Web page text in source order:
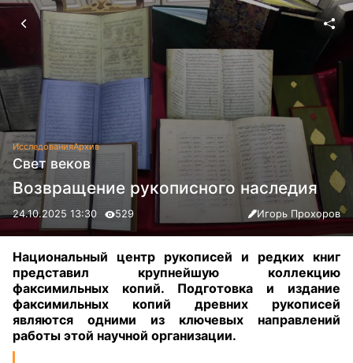
ИсследованияАрхив
Свет веков
Возвращение рукописного наследия
24.10.2025 13:30 529 Игорь Прохоров
Национальный центр рукописей и редких книг
представил крупнейшую коллекцию
факсимильных копий. Подготовка и издание
факсимильных копий древних рукописей
являются одними из ключевых направлений
работы этой научной организации.